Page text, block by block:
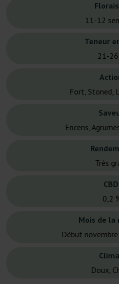
11-12
Teneur
21-26
Fort, Stoned,
Encens,
Très
0,2
Mois de la
Début
Doux,